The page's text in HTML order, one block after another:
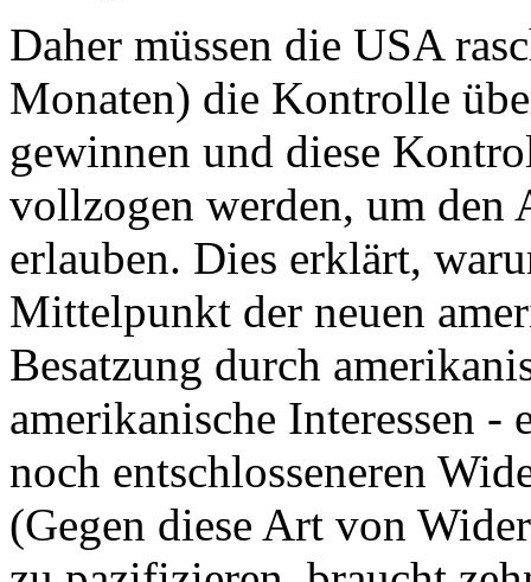
Daher müssen die USA
Monaten) die Kontrolle
gewinnen und diese
vollzogen werden, um den
erlauben. Dies erklärt,
Mittelpunkt der neuen
Besatzung durch
amerikanische Interessen -
noch entschlosseneren
(Gegen diese Art von